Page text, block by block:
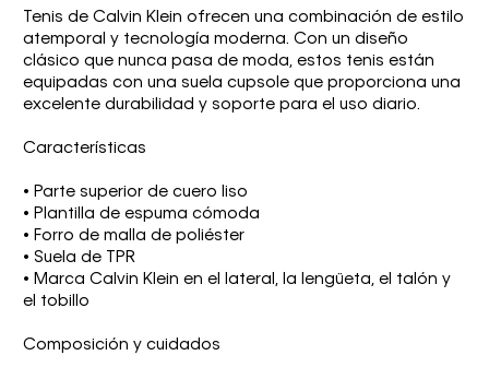
Tenis de Calvin Klein ofrecen una combinación de estilo
atemporal y tecnología moderna. Con un diseño
clásico que nunca pasa de moda, estos tenis están
equipadas con una suela cupsole que proporciona una
excelente durabilidad y soporte para el uso diario.
Características
• Parte superior de cuero liso
• Plantilla de espuma cómoda
• Forro de malla de poliéster
• Suela de TPR
• Marca Calvin Klein en el lateral, la lengüeta, el talón y
el tobillo
Composición y cuidados